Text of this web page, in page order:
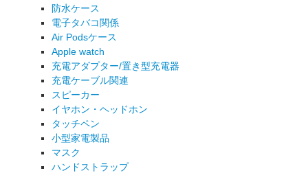
防水ケース
電子タバコ関係
Air Podsケース
Apple watch
充電アダプター/置き型充電器
充電ケーブル関連
スピーカー
イヤホン・ヘッドホン
タッチペン
小型家電製品
マスク
ハンドストラップ